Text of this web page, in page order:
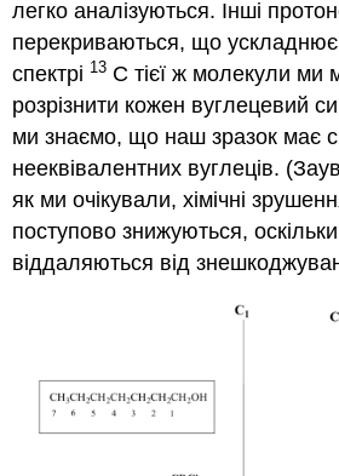
легко аналізуються. Інші
перекриваються, що
спектрі 13 С тієї ж молекули ми
розрізнити кожен вуглецевий
ми знаємо, що наш зразок має
нееквівалентних вуглеців.
як ми очікували, хімічні
поступово знижуються,
віддаляються від